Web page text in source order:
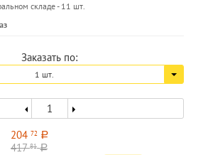
складе - 11 шт.
Заказать по:
1 шт.
204 72 a
41781 a